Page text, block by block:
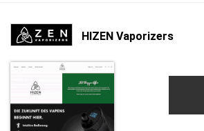
HIZEN Vaporizers